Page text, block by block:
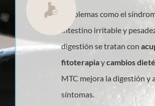
Problemas como el
intestino irritable y
digestión se tratan con
fitoterapiaycambios
MTC mejora la digestión y
síntomas.